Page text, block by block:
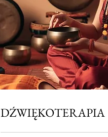
DŹWIĘKOTERAPIA